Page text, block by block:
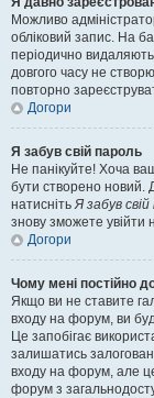
Можливо
обліковий запис. На
періодично
довгого часу не
повторно
Догори
Я забув свій пароль
Не панікуйте! Хоча
бути створено новий.
натиснітьЯ забув
знову зможете увійти
Догори
Чому мені постійно
Якщо ви не ставите
входу на форум, ви
Це запобігає
залишатись
входу на форум, але
форум з